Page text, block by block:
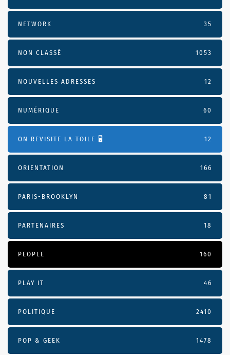
NETWORK 35
NON CLASSÉ 1053
NOUVELLES ADRESSES 12
NUMÉRIQUE 60
ON REVISITE LA TOILE 🖥️ 12
ORIENTATION 166
PARIS-BROOKLYN 81
PARTENAIRES 18
PEOPLE 160
PLAY IT 46
POLITIQUE 2410
POP & GEEK 1478